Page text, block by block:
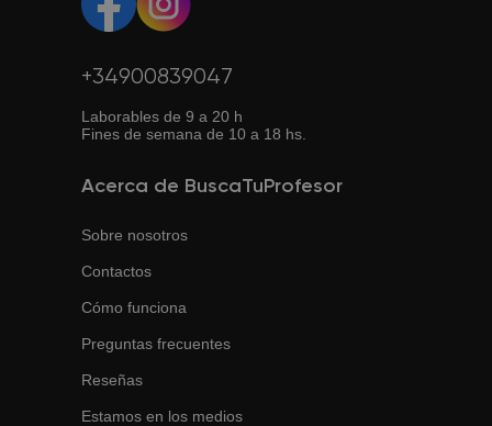
+34900839047
Laborables de 9 a 20 h
Fines de semana de 10 a 18 hs.
Acerca de BuscaTuProfesor
Sobre nosotros
Contactos
Cómo funciona
Preguntas frecuentes
Reseñas
Estamos en los medios